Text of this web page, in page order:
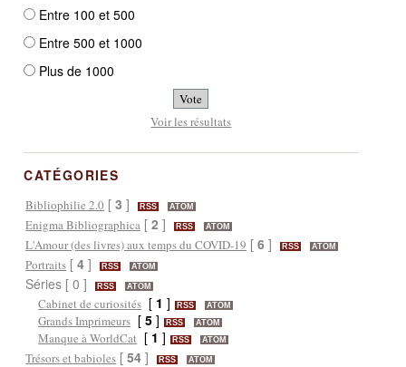
Entre 100 et 500
Entre 500 et 1000
Plus de 1000
Voir les résultats
CATÉGORIES
Bibliophilie 2.0 [3 ] RSS ATOM
Enigma Bibliographica [2 ] RSS ATOM
L'Amour (des livres) aux temps du COVID-19 [6 ] RSS ATOM
Portraits [4 ] RSS ATOM
Séries [ 0 ] RSS ATOM
Cabinet de curiosités [ 1 ] RSS ATOM
Grands Imprimeurs [5 ] RSS ATOM
Manque à WorldCat [ 1 ] RSS ATOM
Trésors et babioles [54 ] RSS ATOM